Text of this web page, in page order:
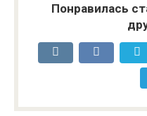
Понравилась